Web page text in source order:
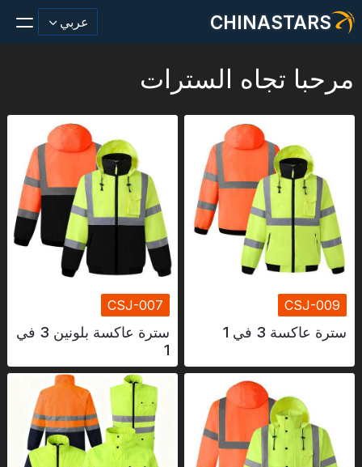
CHINASTARS عربي
مادة عاكسة/شريط
أزياء عاكسة النسيج
ملابس السلامة
يتوهج في المواد المظلمة
غسيل صناعي
حول تشاينا ستارز
منتج جديد
شهادة
فهرس
فيديو
مرحبا تجاه السترات
CSJ-009
سترة عاكسة 3 في 1
CSJ-007
سترة عاكسة بلونين 3 في
1